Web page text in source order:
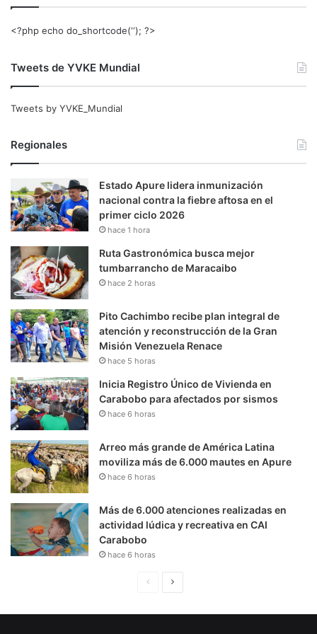
<?php echo do_shortcode(‘‘); ?>
Tweets de YVKE Mundial
Tweets by YVKE_Mundial
Regionales
Estado Apure lidera inmunización
nacional contra la fiebre aftosa en el
primer ciclo 2026
hace 1 hora
Ruta Gastronómica busca mejor
tumbarrancho de Maracaibo
hace 2 horas
Pito Cachimbo recibe plan integral de
atención y reconstrucción de la Gran
Misión Venezuela Renace
hace 5 horas
Inicia Registro Único de Vivienda en
Carabobo para afectados por sismos
hace 6 horas
Arreo más grande de América Latina
moviliza más de 6.000 mautes en Apure
hace 6 horas
Más de 6.000 atenciones realizadas en
actividad lúdica y recreativa en CAI
Carabobo
hace 6 horas